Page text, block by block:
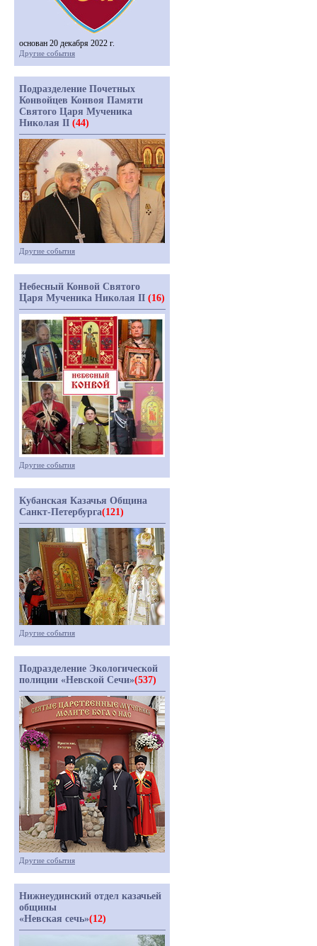
основан 20 декабря 2022 г.
Другие события
Подразделение Почетных
Конвойцев Конвоя Памяти
Святого Царя Мученика
Николая II (44)
Другие события
Небесный Конвой Святого
Царя Мученика Николая II (16)
Другие события
Кубанская Казачья Община
Санкт-Петербурга(121)
Другие события
Подразделение Экологической
полиции «Невской Сечи»(537)
Другие события
Нижнеудинский отдел казачьей
общины
«Невская сечь»(12)